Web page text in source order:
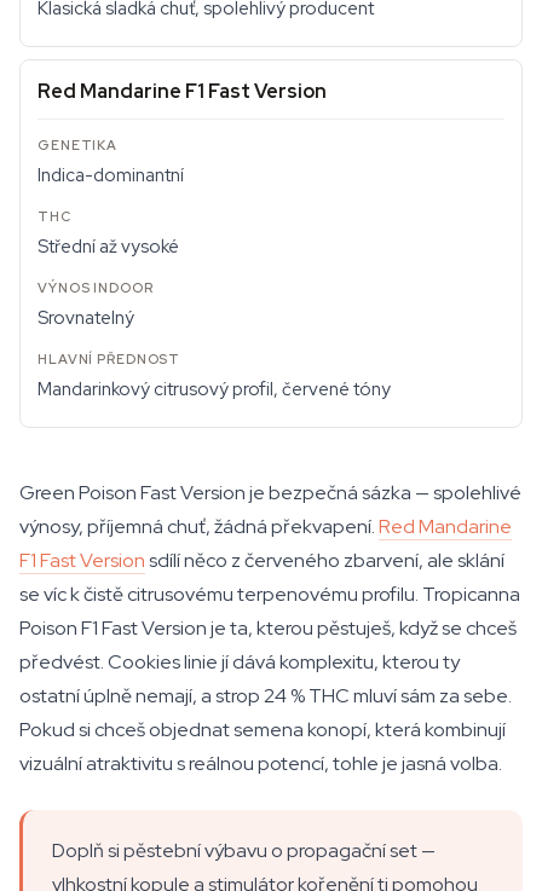
Klasická sladká chuť, spolehlivý producent
Red Mandarine F1 Fast Version
Indica-dominantní
Střední až vysoké
Srovnatelný
Mandarinkový citrusový profil, červené tóny
Green Poison Fast Version je bezpečná sázka — spolehlivé
výnosy, příjemná chuť, žádná překvapení.Red Mandarine
F1 Fast Versionsdílí něco z červeného zbarvení, ale sklání
se víc k čistě citrusovému terpenovému profilu. Tropicanna
Poison F1 Fast Version je ta, kterou pěstuješ, když se chceš
předvést. Cookies linie jí dává komplexitu, kterou ty
ostatní úplně nemají, a strop 24 % THC mluví sám za sebe.
Pokud si chceš objednat semena konopí, která kombinují
vizuální atraktivitu s reálnou potencí, tohle je jasná volba.
Doplň si pěstební výbavu o propagační set —
vlhkostní kopule a stimulátor kořenění ti pomohou